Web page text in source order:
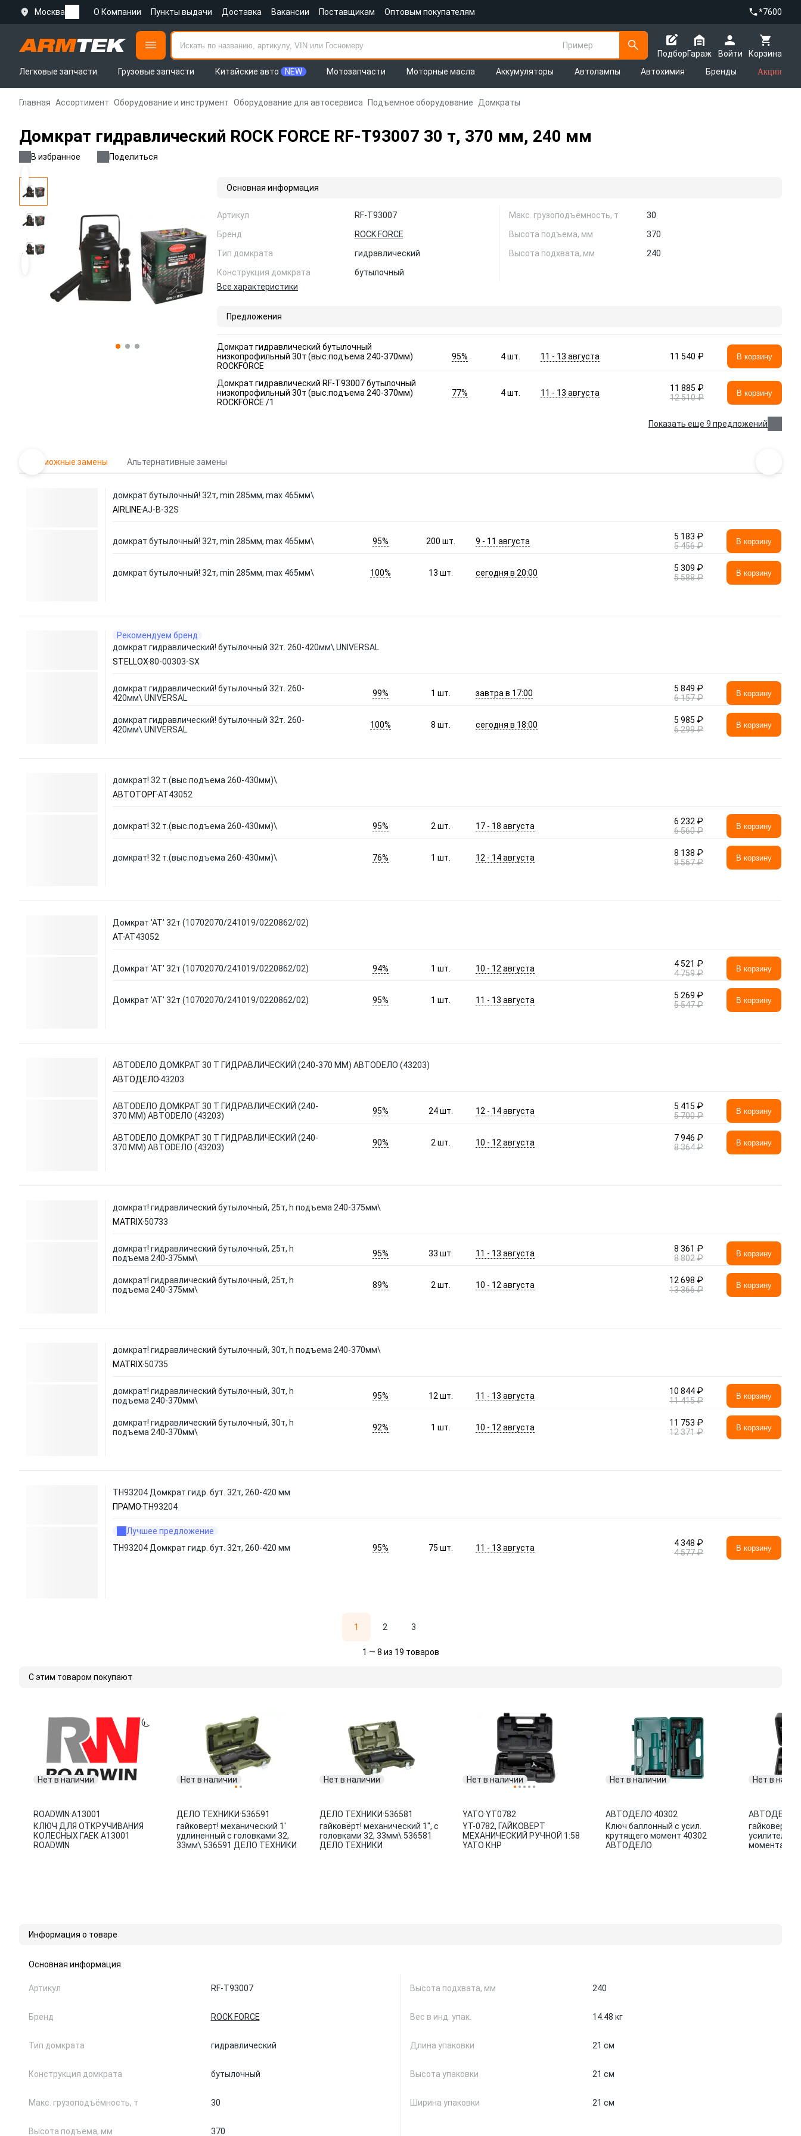
Москва О Компании Пункты выдачи Доставка Вакансии Поставщикам Оптовым покупателям *7600
Пример
Подбор
Корзина
Гараж
Войти
Легковые запчасти
Грузовые запчасти Китайские авто NEW Мотозапчасти Моторные масла Аккумуляторы Автолампы Автохимия Бренды Акции
Главная Ассортимент Оборудование и инструмент Оборудование для автосервиса Подъемное оборудование Домкраты
Домкрат гидравлический ROCK FORCE RF-T93007 30 т, 370 мм, 240 мм
В избранное Поделиться
Основная информация
Артикул
RF-T93007
Бренд
ROCK FORCE
Тип домкрата
гидравлический
Конструкция домкрата
бутылочный
Макс. грузоподъёмность, т
30
Высота подъема, мм
370
Высота подхвата, мм
240
Все характеристики
Предложения
Домкрат гидравлический бутылочный
низкопрофильный 30т (выс.подъема 240-370мм)
ROCKFORCE
95% 4шт. 11 - 13 августа 11 540 ₽ В корзину
Домкрат гидравлический RF-T93007 бутылочный
низкопрофильный 30т (выс.подъема 240-370мм)
ROCKFORCE /1
77% 4шт. 11 - 13 августа
11 885 ₽
12 510 ₽
В корзину
Показать еще 9 предложений
Возможные замены Альтернативные замены
домкрат бутылочный! 32т, min 285мм, max 465мм\
AIRLINEAJ-B-32S
домкрат бутылочный! 32т, min 285мм, max 465мм\ 95% 200шт. 9 - 11 августа
5 183 ₽
5 456 ₽
В корзину
домкрат бутылочный! 32т, min 285мм, max 465мм\ 100% 13шт. сегодня в 20:00
5 309 ₽
5 588 ₽
В корзину
Рекомендуем бренд
домкрат гидравлический! бутылочный 32т. 260-420мм\ UNIVERSAL
STELLOX80-00303-SX
домкрат гидравлический! бутылочный 32т. 260-
420мм\ UNIVERSAL
99% 1шт. завтра в 17:00
5 849 ₽
6 157 ₽
В корзину
домкрат гидравлический! бутылочный 32т. 260-
420мм\ UNIVERSAL
100% 8шт. сегодня в 18:00
5 985 ₽
6 299 ₽
В корзину
домкрат! 32 т.(выс.подъема 260-430мм)\
АВТОТОРГAT43052
домкрат! 32 т.(выс.подъема 260-430мм)\ 95% 2шт. 17 - 18 августа
6 232 ₽
6 560 ₽
В корзину
домкрат! 32 т.(выс.подъема 260-430мм)\ 76% 1шт. 12 - 14 августа
8 138 ₽
8 567 ₽
В корзину
Домкрат 'АТ' 32т (10702070/241019/0220862/02)
ATAT43052
Домкрат 'АТ' 32т (10702070/241019/0220862/02) 94% 1шт. 10 - 12 августа
4 521 ₽
4 759 ₽
В корзину
Домкрат 'АТ' 32т (10702070/241019/0220862/02) 95% 1шт. 11 - 13 августа
5 269 ₽
5 547 ₽
В корзину
АВТОDЕЛО ДОМКРАТ 30 Т ГИДРАВЛИЧЕСКИЙ (240-370 ММ) АВТОDЕЛО (43203)
АВТОДЕЛО 43203
АВТОDЕЛО ДОМКРАТ 30 Т ГИДРАВЛИЧЕСКИЙ (240-
370 ММ) АВТОDЕЛО (43203)
95% 24шт. 12 - 14 августа
5 415 ₽
5 700 ₽
В корзину
АВТОDЕЛО ДОМКРАТ 30 Т ГИДРАВЛИЧЕСКИЙ (240-
370 ММ) АВТОDЕЛО (43203)
90% 2шт. 10 - 12 августа
7 946 ₽
8 364 ₽
В корзину
домкрат! гидравлический бутылочный, 25т, h подъема 240-375мм\
MATRIX 50733
домкрат! гидравлический бутылочный, 25т, h
подъема 240-375мм\
95% 33шт. 11 - 13 августа
8 361 ₽
8 802 ₽
В корзину
домкрат! гидравлический бутылочный, 25т, h
подъема 240-375мм\
89% 2шт. 10 - 12 августа
12 698 ₽
13 366 ₽
В корзину
домкрат! гидравлический бутылочный, 30т, h подъема 240-370мм\
MATRIX 50735
домкрат! гидравлический бутылочный, 30т, h
подъема 240-370мм\
95% 12шт. 11 - 13 августа
10 844 ₽
11 415 ₽
В корзину
домкрат! гидравлический бутылочный, 30т, h
подъема 240-370мм\
92% 1шт. 10 - 12 августа
11 753 ₽
12 371 ₽
В корзину
TH93204 Домкрат гидр. бут. 32т, 260-420 мм
ПРАМО TH93204
Лучшее предложение
TH93204 Домкрат гидр. бут. 32т, 260-420 мм
95% 75шт. 11 - 13 августа
4 348 ₽
4 577 ₽
В корзину
1 2 3
1 — 8 из 19 товаров
С этим товаром покупают
Нет в наличии
ROADWIN·A13001
КЛЮЧ ДЛЯ ОТКРУЧИВАНИЯ
КОЛЕСНЫХ ГАЕК A13001
ROADWIN
Нет в наличии
ДЕЛО ТЕХНИКИ·536591
гайковерт! механический 1'
удлиненный с головками 32,
33мм\ 536591 ДЕЛО ТЕХНИКИ
Нет в наличии
ДЕЛО ТЕХНИКИ·536581
гайковёрт! механический 1'', с
головками 32, 33мм\ 536581
ДЕЛО ТЕХНИКИ
Нет в наличии
YATO·YT0782
YT-0782, ГАЙКОВЕРТ
МЕХАНИЧЕСКИЙ РУЧНОЙ 1:58
YATO КНР
Нет в наличии
АВТОДЕЛО·40302
Ключ баллонный с усил.
крутящего момент 40302
АВТОДЕЛО
Нет в
АВТОДЕЛО
гайковерт
усилителем
момента\
Информация о товаре
Основная информация
Артикул RF-T93007
Бренд ROCK FORCE
Тип домкрата гидравлический
Конструкция домкрата бутылочный
Макс. грузоподъёмность, т 30
Высота подъема, мм 370
Высота подхвата, мм 240
Вес в инд. упак. 14.48 кг
Длина упаковки 21 см
Высота упаковки 21 см
Ширина упаковки 21 см